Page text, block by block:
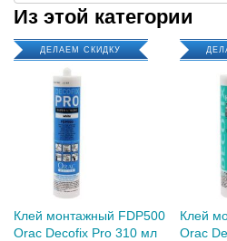
Из этой категории
ДЕЛАЕМ СКИДКУ
Клей монтажный FDP500
Orac Decofix Pro 310 мл
Клей
Orac